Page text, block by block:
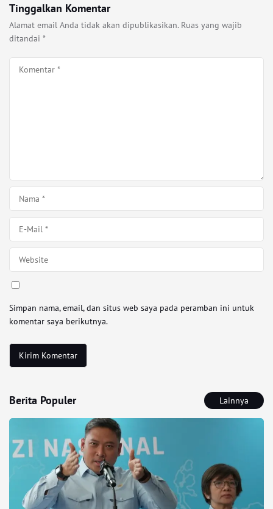
Tinggalkan Komentar
Alamat email Anda tidak akan dipublikasikan. Ruas yang wajib
ditandai *
Simpan nama, email, dan situs web saya pada peramban ini untuk
komentar saya berikutnya.
Berita Populer Lainnya